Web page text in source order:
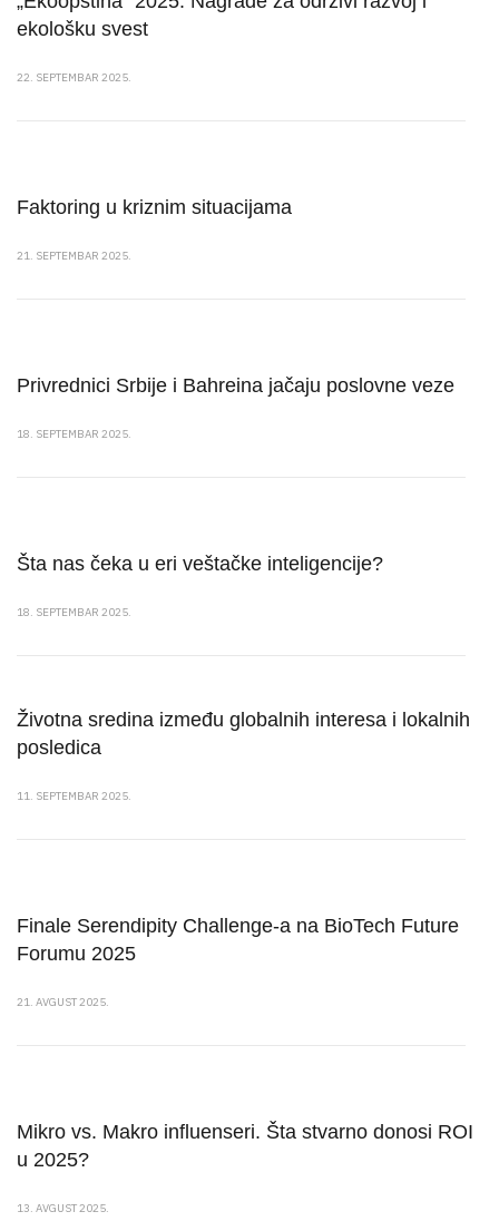
ekološku svest
22. SEPTEMBAR 2025.
Faktoring u kriznim situacijama
21. SEPTEMBAR 2025.
Privrednici Srbije i Bahreina jačaju poslovne veze
18. SEPTEMBAR 2025.
Šta nas čeka u eri veštačke inteligencije?
18. SEPTEMBAR 2025.
Životna sredina između globalnih interesa i lokalnih
posledica
11. SEPTEMBAR 2025.
Finale Serendipity Challenge-a na BioTech Future
Forumu 2025
21. AVGUST 2025.
Mikro vs. Makro influenseri. Šta stvarno donosi ROI
u 2025?
13. AVGUST 2025.